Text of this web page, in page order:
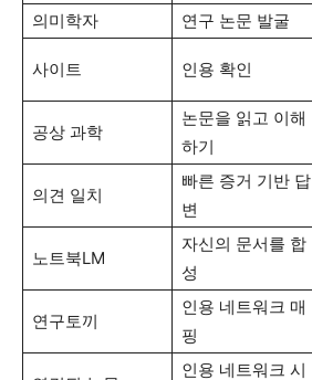
의미학자 연구 논문 발굴
사이트 인용 확인
공상 과학
논문을 읽고 이해
하기
의견 일치
빠른 증거 기반 답
변
노트북LM
자신의 문서를 합
성
연구토끼
인용 네트워크 매
핑
인용 네트워크 시